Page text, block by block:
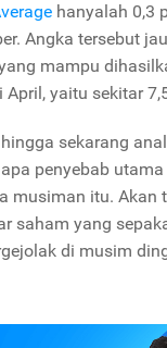
hanyalah 0,3
Angka tersebut
mampu
yaitu sekitar
sekarang
penyebab
musiman itu. Akan
saham yang
di musim